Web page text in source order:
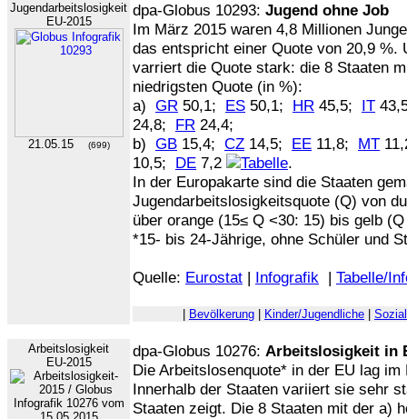
Jugendarbeitslosigkeit
EU-2015
21.05.15 (699)
dpa-Globus 10293: Jugend ohne Job
Im März 2015 waren 4,8 Millionen
das entspricht einer Quote von 20,9 %.
varriert die Quote stark: die 8 Staaten
niedrigsten Quote (in %):
a) GR 50,1; ES 50,1; HR 45,5; IT
24,8; FR 24,4;
b) GB 15,4; CZ 14,5; EE 11,8; MT
10,5; DE 7,2
.
In der Europakarte sind die Staaten
Jugendarbeitslosigkeitsquote (Q) von
über orange (15≤ Q <30: 15) bis gelb
*15- bis 24-Jährige, ohne Schüler und
Quelle: Eurostat | Infografik | Tabelle/
Bevölkerung Kinder/Jugendliche
Arbeitslosigkeit
EU-2015
dpa-Globus 10276: Arbeitslosigkeit in
Die Arbeitslosenquote* in der EU lag
Innerhalb der Staaten variiert sie sehr
Staaten zeigt. Die 8 Staaten mit der a)